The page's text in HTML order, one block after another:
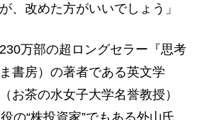
、改めた方がいいでしょう」
万部の超ロングセラー『思考
書房）の著者である英文学
お茶の水女子大学名誉教授）
の“株投資家”でもある外山氏